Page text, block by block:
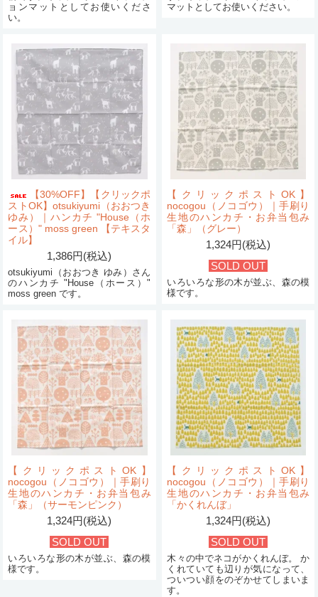
ョンマットとしてお使いくださ
い。
マットとしてお使いください。
【30%OFF】【クリックポ
ストOK】otsukiyumi（おおつき
ゆみ）｜ハンカチ "House（ホ
ース）" moss green 【テキスタ
イル】
1,386円(税込)
otsukiyumi（おおつき ゆみ）さん
のハンカチ "House（ホース）"
moss green です。
【クリックポストOK】
nocogou（ノコゴウ）｜手刷り
生地のハンカチ・お弁当包み
「森」（グレー）
1,324円(税込)
SOLD OUT
いろいろな形の木が並ぶ、森の模
様です。
【クリックポストOK】
nocogou（ノコゴウ）｜手刷り
生地のハンカチ・お弁当包み
「森」（サーモンピンク）
1,324円(税込)
SOLD OUT
いろいろな形の木が並ぶ、森の模
様です。
【クリックポストOK】
nocogou（ノコゴウ）｜手刷り
生地のハンカチ・お弁当包み
「かくれんぼ」
1,324円(税込)
SOLD OUT
木々の中でネコがかくれんぼ。 か
くれていても辺りが気になって、
ついつい顔をのぞかせてしまいま
す。